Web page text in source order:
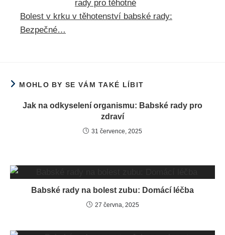
Bolest v krku v těhotenství babské rady:
Bezpečné…
MOHLO BY SE VÁM TAKÉ LÍBIT
Jak na odkyselení organismu: Babské rady pro
zdraví
31 července, 2025
Babské rady na bolest zubu: Domácí léčba
27 června, 2025